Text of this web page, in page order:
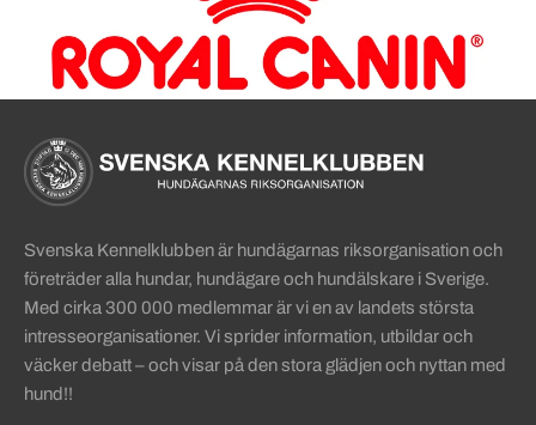
Sidinformation och
Köpa hund startsida
Svenska Kennelklubben är hundägarnas riksorganisation och
företräder alla hundar, hundägare och hundälskare i Sverige.
Med cirka 300 000 medlemmar är vi en av landets största
intresseorganisationer. Vi sprider information, utbildar och
väcker debatt – och visar på den stora glädjen och nyttan med
hund!!